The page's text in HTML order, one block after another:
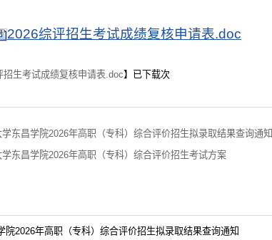
2026综评招生考试成绩复核申请表.doc
招生考试成绩复核申请表.doc】已下载次
学东昌学院2026年高职（专科）综合评价招生拟录取结果查询通知
学东昌学院2026年高职（专科）综合评价招生考试方案
院2026年高职（专科）综合评价招生拟录取结果查询通知